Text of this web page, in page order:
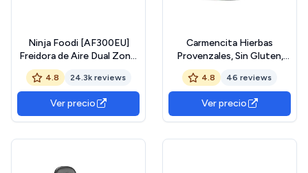
Ninja Foodi [AF300EU]
Freidora de Aire Dual Zone,
2470 W, 7.6 litros,
Plástico, Negro
4.8 24.3k reviews
Ver precio
Carmencita Hierbas
Provenzales, Sin Gluten,
Tarro de Cristal con Tapón
Dosificador 20 g
4.8 46 reviews
Ver precio